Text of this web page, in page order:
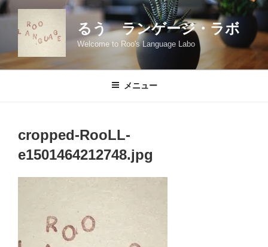
コ
ン
ツ
るう ランゲージ・ラボ
Welcome to Roo's Language Labo
メニュー
cropped-RooLL-
e1501464212748.jpg